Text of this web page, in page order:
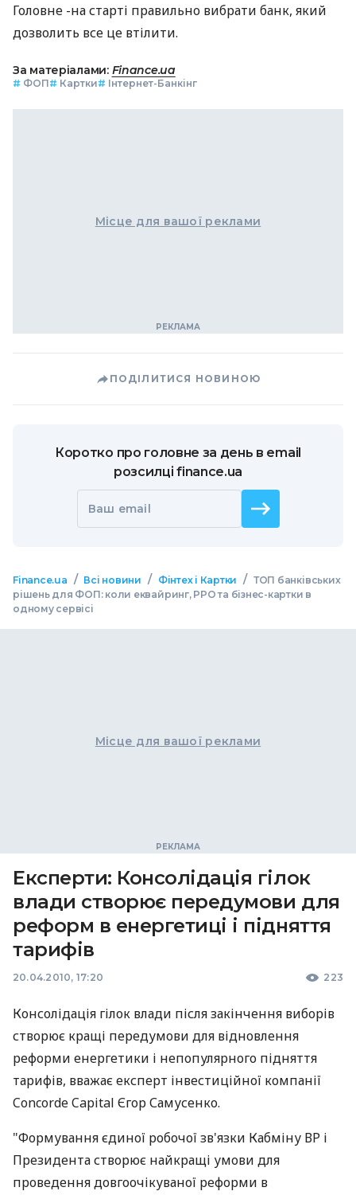
Головне -на старті правильно вибрати банк, який
дозволить все це втілити.
За матеріалами: Finance.ua
# ФОП# Картки# Інтернет-Банкінг
Місце для вашої реклами
ПОДІЛИТИСЯ НОВИНОЮ
Коротко про головне за день в email
розсилці finance.ua
Ваш email
Finance.ua / Всі новини / Фінтех і Картки / ТОП банківських
рішень для ФОП: коли еквайринг, РРО та бізнес-картки в
одному сервісі
Місце для вашої реклами
Експерти: Консолідація гілок
влади створює передумови для
реформ в енергетиці і підняття
тарифів
20.04.2010, 17:20 223
Консолідація гілок влади після закінчення виборів
створює кращі передумови для відновлення
реформи енергетики і непопулярного підняття
тарифів, вважає експерт інвестиційної компанії
Concorde Capital Єгор Самусенко.
"Формування єдиної робочої зв'язки Кабміну ВР і
Президента створює найкращі умови для
проведення довгоочікуваної реформи в